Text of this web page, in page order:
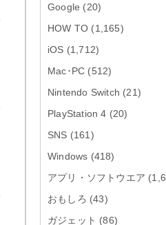
「Google カレン
向け最新版をリリ
「Instagram
「Google ドライ
「Google 翻訳
「Microsoft Excel
Google (20)
HOW TO (1,165)
iOS (1,712)
Mac･PC (512)
Nintendo Switch (21)
PlayStation 4 (20)
SNS (161)
Windows (418)
アプリ・ソフトウエア
おもしろ (43)
ガジェット (86)